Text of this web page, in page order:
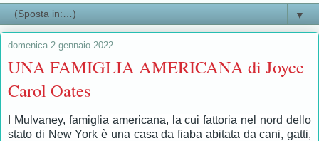
▼
domenica 2 gennaio 2022
UNA FAMIGLIA AMERICANA di Joyce
Carol Oates
Mulvaney, famiglia americana, la cui fattoria nel nord dello
stato di New York è una casa da fiaba abitata da cani, gatti,